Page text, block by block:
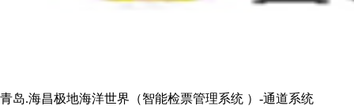
青岛.海昌极地海洋世界（智能检票管理系统 ）-通道系统